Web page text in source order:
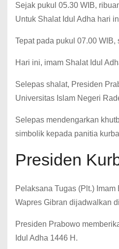
Sejak pukul 05.30 WIB,
Untuk Shalat Idul Adha hari
Tepat pada pukul 07.00
Hari ini, imam Shalat Idul
Selepas shalat, Presiden
Universitas Islam Negeri
Selepas mendengarkan
simbolik kepada panitia
Presiden
Pelaksana Tugas (Plt.)
Wapres Gibran dijadwalkan
Presiden Prabowo
Idul Adha 1446 H.